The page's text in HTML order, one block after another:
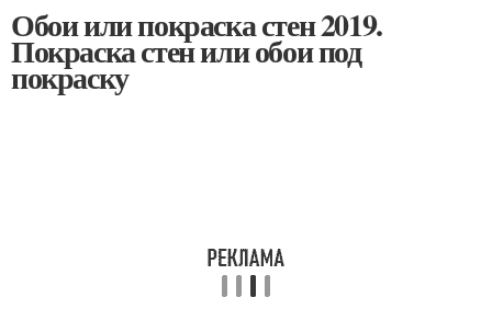
Обои или покраска стен 2019.
Покраска стен или обои под
покраску